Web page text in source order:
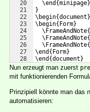
20
21
22
23
24
25
26
27
28
}
\begin{document}
\begin{Form}
\end{Form}
\end{document}
Nun erzeugt man zuerst
mit funktionierenden
Prinzipiell könnte man das
automatisieren: